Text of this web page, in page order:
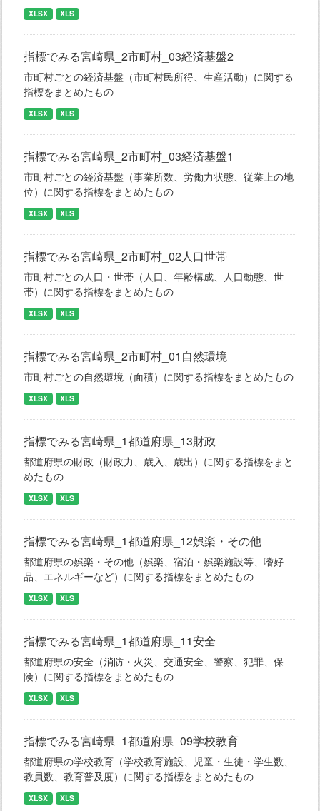
XLSX XLS
指標でみる宮崎県_2市町村_03経済基盤2
市町村ごとの経済基盤（市町村民所得、生産活動）に関する
指標をまとめたもの
XLSX XLS
指標でみる宮崎県_2市町村_03経済基盤1
市町村ごとの経済基盤（事業所数、労働力状態、従業上の地
位）に関する指標をまとめたもの
XLSX XLS
指標でみる宮崎県_2市町村_02人口世帯
市町村ごとの人口・世帯（人口、年齢構成、人口動態、世
帯）に関する指標をまとめたもの
XLSX XLS
指標でみる宮崎県_2市町村_01自然環境
市町村ごとの自然環境（面積）に関する指標をまとめたもの
XLSX XLS
指標でみる宮崎県_1都道府県_13財政
都道府県の財政（財政力、歳入、歳出）に関する指標をまと
めたもの
XLSX XLS
指標でみる宮崎県_1都道府県_12娯楽・その他
都道府県の娯楽・その他（娯楽、宿泊・娯楽施設等、嗜好
品、エネルギーなど）に関する指標をまとめたもの
XLSX XLS
指標でみる宮崎県_1都道府県_11安全
都道府県の安全（消防・火災、交通安全、警察、犯罪、保
険）に関する指標をまとめたもの
XLSX XLS
指標でみる宮崎県_1都道府県_09学校教育
都道府県の学校教育（学校教育施設、児童・生徒・学生数、
教員数、教育普及度）に関する指標をまとめたもの
XLSX XLS